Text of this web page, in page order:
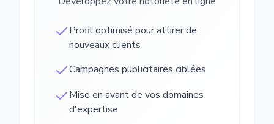
Profil optimisé pour attirer de
nouveaux clients
Campagnes publicitaires ciblées
Mise en avant de vos domaines
d'expertise